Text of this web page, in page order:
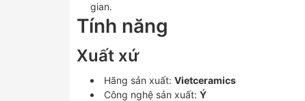
gian.
Tính năng
Xuất xứ
Hãng sản xuất: Vietceramics
Công nghệ sản xuất: Ý